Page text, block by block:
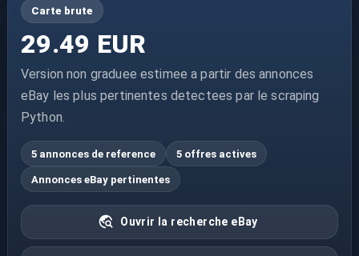
Carte brute
29.49 EUR
Version non graduee estimee a partir des annonces
eBay les plus pertinentes detectees par le scraping
Python.
5 annonces de reference 5 offres actives
Annonces eBay pertinentes
Ouvrir la recherche eBay